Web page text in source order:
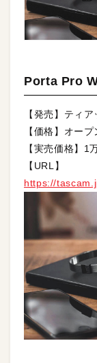
Porta Pro
【発売】ティア
【価格】オー
【実売価格】1
【URL】
https://